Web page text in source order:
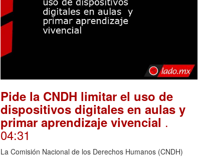
Pide la CNDH limitar el uso de
dispositivos digitales en aulas y
primar aprendizaje vivencial .
04:31
La Comisión Nacional de los Derechos Humanos (CNDH)